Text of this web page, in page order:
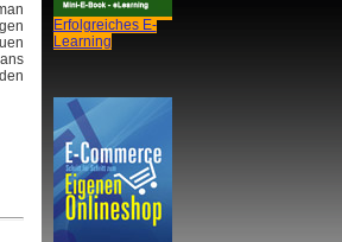
Erfolgreiches E-
Learning